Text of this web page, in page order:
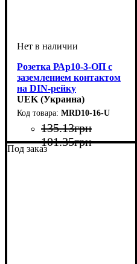
Розетка РАр10-3-ОП с
заземлением контактом
на DIN-рейку
UEK (Украина)
MRD10-16-U
135.13грн
101.35грн
Под заказ